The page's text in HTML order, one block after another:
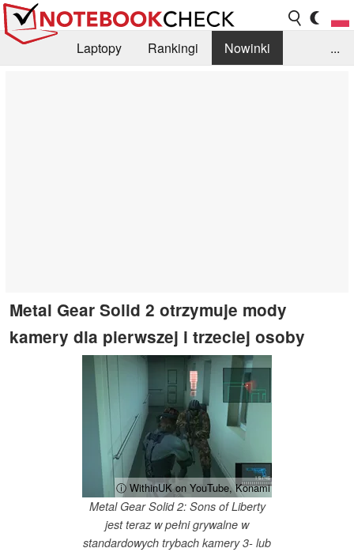
Laptopy Rankingi
Nowinki
...
Metal Gear Solid 2 otrzymuje mody
kamery dla pierwszej i trzeciej osoby
ⓘ WithinUK on YouTube, Konami
Metal Gear Solid 2: Sons of Liberty
jest teraz w pełni grywalne w
standardowych trybach kamery 3- lub